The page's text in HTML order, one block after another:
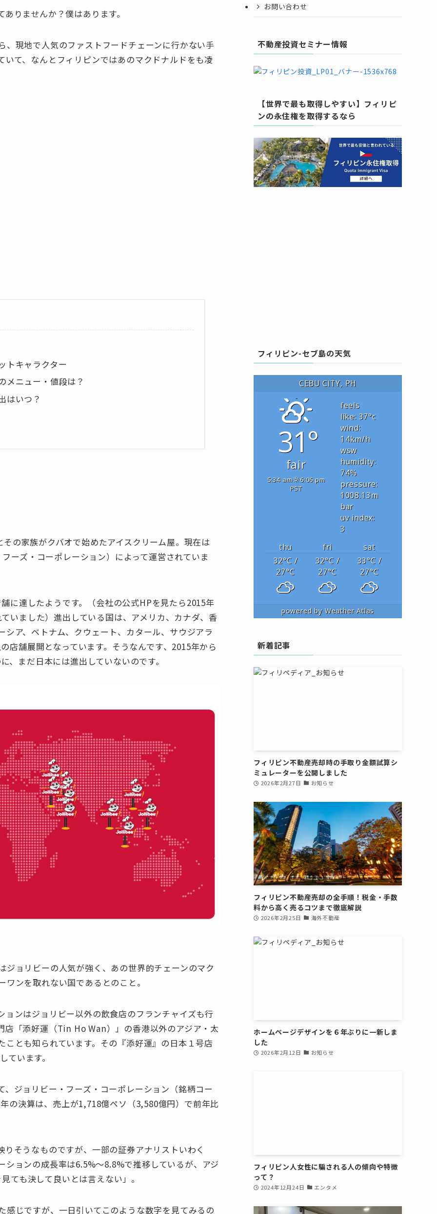
りませんか？僕はあります。
現地で人気のファストフードチェーンに行かない手
て、なんとフィリピンではあのマクドナルドをも凌
トキャラクター
ニュー・値段は？
はいつ？
の家族がクバオで始めたアイスクリーム屋。現在は
ズ・コーポレーション）によって運営されていま
に達したようです。（会社の公式HPを見たら2015年
いました）進出している国は、アメリカ、カナダ、香
ア、ベトナム、クウェート、カタール、サウジアラ
店舗展開となっています。そうなんです、2015年から
、まだ日本には進出していないのです。
ョリビーの人気が強く、あの世界的チェーンのマク
ワンを取れない国であるとのこと。
ンはジョリビー以外の飲食店のフランチャイズも行
店「添好運（Tin Ho Wan）」の香港以外のアジア・太
とも知られています。その『添好運』の日本１号店
ています。
ジョリビー・フーズ・コーポレーション（銘柄コー
の決算は、売上が1,718億ペソ（3,580億円）で前年比
そうなものですが、一部の証券アナリストいわく
ョンの成長率は6.5%～8.8%で推移しているが、アジ
ても決して良いとは言えない」。
じですが、一日引いてこのような数字を見てみるの
お問い合わせ
不動産投資セミナー情報
【世界で最も取得しやすい】フィリピ
ンの永住権を取得するなら
フィリピン-セブ島の天気
CEBU CITY, PH
31°
fair
5:34 am
6:06 pm
PST
feels
like: 37°c
wind:
14km/h
wsw
humidity:
74%
pressure:
1008.13m
bar
uv index:
3
thu
fri
sat
32°C /
27°C
32°C /
27°C
33°C /
27°C
powered by Weather Atlas
新着記事
フィリピン不動産売却時の手取り金額試算シ
ミュレーターを公開しました
2026年2月27日 お知らせ
フィリピン不動産売却の全手順！税金・手数
料から高く売るコツまで徹底解説
2026年2月25日 海外不動産
ホームページデザインを６年ぶりに一新しま
した
2026年2月12日 お知らせ
フィリピン人女性に騙される人の傾向や特徴
って？
2024年12月24日 エンタメ